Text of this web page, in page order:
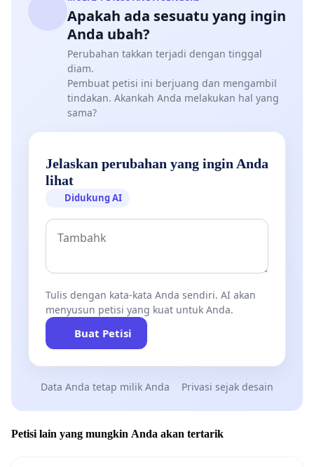
Apakah ada sesuatu yang ingin
Anda ubah?
Perubahan takkan terjadi dengan tinggal
diam.
Pembuat petisi ini berjuang dan mengambil
tindakan. Akankah Anda melakukan hal yang
sama?
Jelaskan perubahan yang ingin Anda
lihat
Didukung AI
Tulis dengan kata-kata Anda sendiri. AI akan
menyusun petisi yang kuat untuk Anda.
Buat Petisi
Data Anda tetap milik Anda Privasi sejak desain
Petisi lain yang mungkin Anda akan tertarik